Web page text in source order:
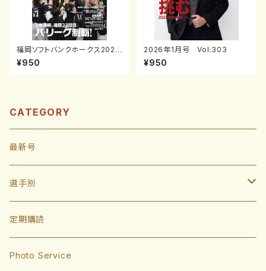
福岡ソフトバンクホークス2025
パーソル パ・リーグ連覇
¥950
2026年1月号 Vol.303
¥950
CATEGORY
最新号
選手別
投手
東浜巨
捕手
定期購読
Photo Service